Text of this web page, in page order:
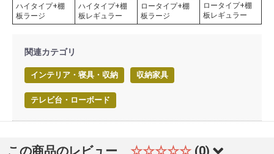
ハイタイプ+棚
板ラージ
ハイタイプ+棚
板レギュラー
ロータイプ+棚
板ラージ
ロータイプ+棚
板レギュラー
関連カテゴリ
インテリア・寝具・収納 収納家具
テレビ台・ローボード
この商品のレビュー ☆☆☆☆☆ (0)